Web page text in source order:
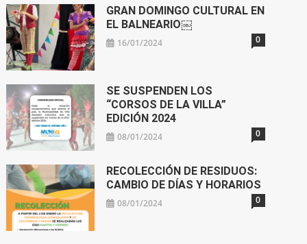
GRAN DOMINGO CULTURAL EN
EL BALNEARIO￼
16/01/2024 0
SE SUSPENDEN LOS
“CORSOS DE LA VILLA”
EDICIÓN 2024
08/01/2024 0
RECOLECCIÓN DE RESIDUOS:
CAMBIO DE DÍAS Y HORARIOS
08/01/2024 0